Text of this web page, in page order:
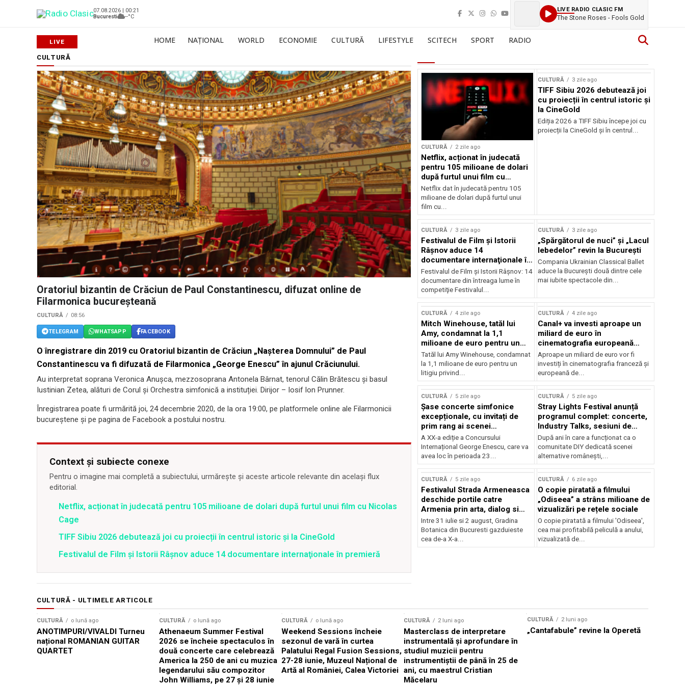
07.08.2026 | 00:21
Bucuresti
--°C
LIVE RADIO CLASIC FM
The Stone Roses - Fools Gold
HOME NAȚIONAL WORLD ECONOMIE CULTURĂ LIFESTYLE SCITECH SPORT RADIO
CULTURĂ
Oratoriul bizantin de Crăciun de Paul Constantinescu, difuzat online de
Filarmonica bucureșteană
CULTURĂ 08:56
TELEGRAM WHATSAPP FACEBOOK
O înregistrare din 2019 cu Oratoriul bizantin de Crăciun „Nașterea Domnului” de Paul
Constantinescu va fi difuzată de Filarmonica „George Enescu” în ajunul Crăciunului.
Au interpretat soprana Veronica Anușca, mezzosoprana Antonela Bârnat, tenorul Călin Brătescu și basul
Iustinian Zetea, alături de Corul și Orchestra simfonică a instituției. Dirijor – Iosif Ion Prunner.
Înregistrarea poate fi urmărită joi, 24 decembrie 2020, de la ora 19:00, pe platformele online ale Filarmonicii
bucureștene și pe pagina de Facebook a postului nostru.
Context și subiecte conexe
Pentru o imagine mai completă a subiectului, urmărește și aceste articole relevante din același flux
editorial.
Netflix, acționat în judecată pentru 105 milioane de dolari după furtul unui film cu Nicolas
Cage
TIFF Sibiu 2026 debutează joi cu proiecții în centrul istoric și la CineGold
Festivalul de Film şi Istorii Râşnov aduce 14 documentare internaţionale în premieră
CULTURĂ 2 zile ago
Netflix, acționat în judecată
pentru 105 milioane de dolari
după furtul unui film cu
Nicolas Cage
Netflix dat în judecată pentru 105
milioane de dolari după furtul unui
film cu...
CULTURĂ 3 zile ago
TIFF Sibiu 2026 debutează joi
cu proiecții în centrul istoric și
la CineGold
Ediția 2026 a TIFF Sibiu începe joi cu
proiecții la CineGold și în centrul...
CULTURĂ 3 zile ago
Festivalul de Film şi Istorii
Râşnov aduce 14
documentare internaţionale în
premieră
Festivalul de Film şi Istorii Râşnov: 14
documentare din întreaga lume în
competiţie Festivalul...
CULTURĂ 3 zile ago
„Spărgătorul de nuci” și „Lacul
lebedelor” revin la București
Compania Ukrainian Classical Ballet
aduce la București două dintre cele
mai iubite spectacole din...
CULTURĂ 4 zile ago
Mitch Winehouse, tatăl lui
Amy, condamnat la 1,1
milioane de euro pentru un
litigiu pierdut
Tatăl lui Amy Winehouse, condamnat
la 1,1 milioane de euro pentru un
litigiu privind...
CULTURĂ 4 zile ago
Canal+ va investi aproape un
miliard de euro în
cinematografia europeană
până în 2032
Aproape un miliard de euro vor fi
investiți în cinematografia franceză și
europeană de...
CULTURĂ 5 zile ago
Șase concerte simfonice
excepționale, cu invitați de
prim rang ai scenei
internaționale și ansambluri
orchestrale românești de
prestigiu, în programul
Concursului Enescu 2026
A XX-a ediție a Concursului
Internațional George Enescu, care va
avea loc în perioada 23...
CULTURĂ 5 zile ago
Stray Lights Festival anunță
programul complet: concerte,
Industry Talks, sesiuni de
audiție și noi opțiuni de
participare pentru public
După ani în care a funcționat ca o
comunitate DIY dedicată scenei
alternative românești,...
CULTURĂ 5 zile ago
Festivalul Strada Armeneasca
deschide portile catre
Armenia prin arta, dialog si
patrimoniu, intre 31 iulie si 2
august, la Gradina Botanica din
Bucuresti
Intre 31 iulie si 2 august, Gradina
Botanica din Bucuresti gazduieste
cea de-a X-a...
CULTURĂ 6 zile ago
O copie piratată a filmului
„Odiseea” a strâns milioane de
vizualizări pe rețele sociale
O copie piratată a filmului 'Odiseea',
cea mai profitabilă peliculă a anului,
vizualizată de...
CULTURĂ - ULTIMELE ARTICOLE
CULTURĂ o lună ago
ANOTIMPURI/VIVALDI Turneu
național ROMANIAN GUITAR
QUARTET
CULTURĂ o lună ago
Athenaeum Summer Festival
2026 se încheie spectaculos în
două concerte care celebrează
America la 250 de ani cu muzica
legendarului său compozitor
John Williams, pe 27 și 28 iunie
CULTURĂ o lună ago
Weekend Sessions încheie
sezonul de vară în curtea
Palatului Regal Fusion Sessions,
27-28 iunie, Muzeul Național de
Artă al României, Calea Victoriei
CULTURĂ 2 luni ago
Masterclass de interpretare
instrumentală și aprofundare în
studiul muzicii pentru
instrumentiștii de până în 25 de
ani, cu maestrul Cristian
Măcelaru
CULTURĂ 2 luni ago
„Cantafabule” revine la Operetă